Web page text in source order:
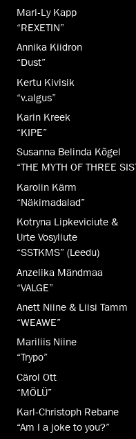
Mari-Ly Kapp
“REXETIN”
Annika Kiidron
“Dust”
Kertu Kivisik
“v.algus”
Karin Kreek
“KIPE”
Susanna Belinda Kõgel
“THE MYTH OF THREE
Karolin Kärm
“Näkimadalad”
Kotryna Lipkeviciute &
Urte Vosyliute
“SSTKMS” (Leedu)
Anzelika Mändmaa
“VALGE”
Anett Niine & Liisi Tamm
“WEAWE”
Mariliis Niine
“Trypo”
Cärol Ott
“MÖLÜ”
Karl-Christoph Rebane
“Am I a joke to you?”